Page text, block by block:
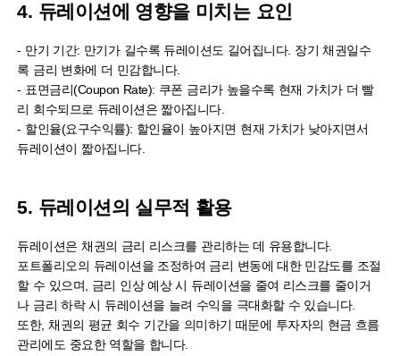
4. 듀레이션에 영향을 미치는 요인
- 만기 기간: 만기가 길수록 듀레이션도 길어집니다. 장기 채권일수
록 금리 변화에 더 민감합니다.
- 표면금리(Coupon Rate): 쿠폰 금리가 높을수록 현재 가치가 더 빨
리 회수되므로 듀레이션은 짧아집니다.
- 할인율(요구수익률): 할인율이 높아지면 현재 가치가 낮아지면서
듀레이션이 짧아집니다.
5. 듀레이션의 실무적 활용
듀레이션은 채권의 금리 리스크를 관리하는 데 유용합니다.
포트폴리오의 듀레이션을 조정하여 금리 변동에 대한 민감도를 조절
할 수 있으며, 금리 인상 예상 시 듀레이션을 줄여 리스크를 줄이거
나 금리 하락 시 듀레이션을 늘려 수익을 극대화할 수 있습니다.
또한, 채권의 평균 회수 기간을 의미하기 때문에 투자자의 현금 흐름
관리에도 중요한 역할을 합니다.